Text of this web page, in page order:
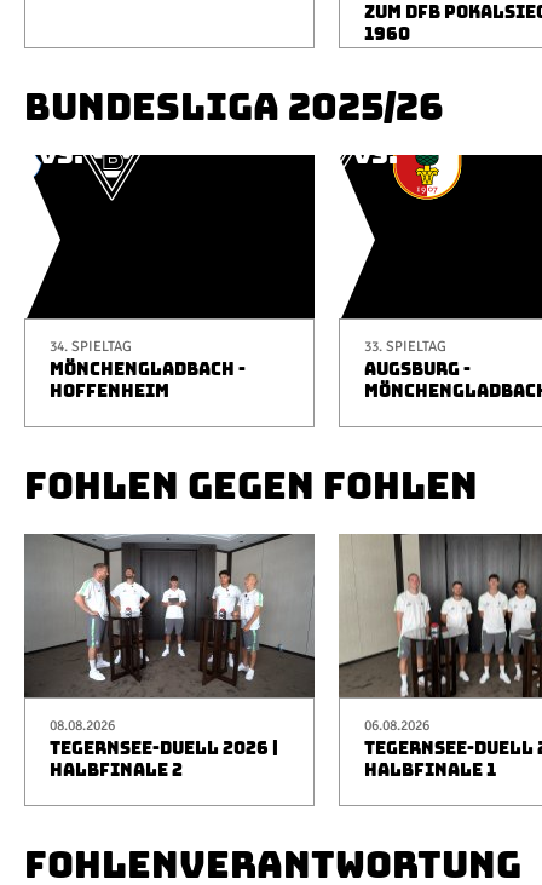
ZUM DFB
1960
BUNDESLIGA 2025/26
34. SPIELTAG
MÖNCHENGLADBACH -
HOFFENHEIM
33. SPIELTAG
AUGSBURG -
FOHLEN GEGEN FOHLEN
08.08.2026
TEGERNSEE-DUELL 2026 |
HALBFINALE 2
06.08.2026
TEGERNSEE-DUELL
HALBFINALE 1
FOHLENVERANTWORTUNG